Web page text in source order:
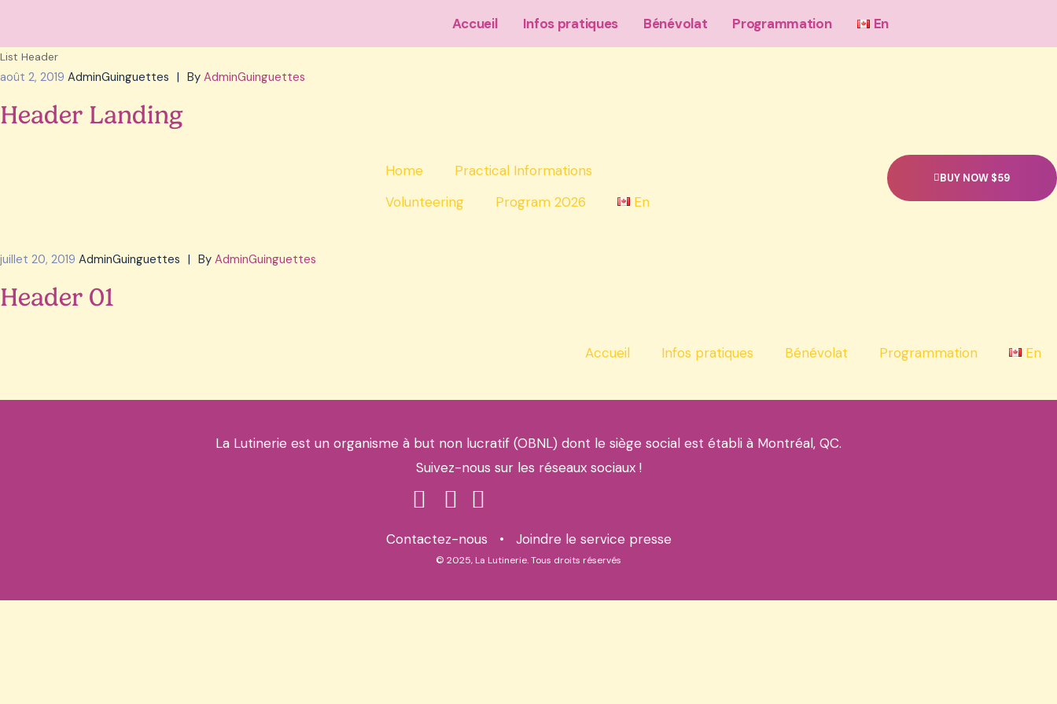
Accueil Infos pratiques Bénévolat Programmation En
List Header
août 2, 2019 AdminGuinguettes By AdminGuinguettes
Header Landing
Home
Practical Informations
Volunteering
Program 2026 En
BUY NOW $59
juillet 20, 2019 AdminGuinguettes By AdminGuinguettes
Header 01
Accueil Infos pratiques Bénévolat Programmation En
La Lutinerie est un organisme à but non lucratif (OBNL) dont le siège social est établi à Montréal, QC.
Suivez-nous sur les réseaux sociaux !
Contactez-nous • Joindre le service presse
© 2025, La Lutinerie. Tous droits réservés